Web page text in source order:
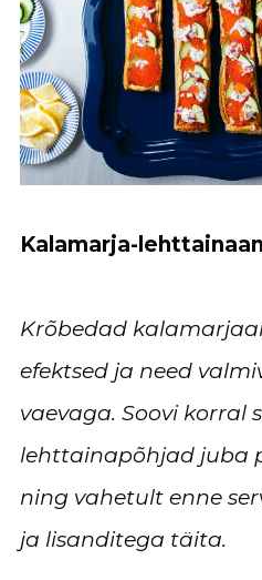
Kalamarja-
Krõbedad
efektsed ja need
vaevaga. Soovi korral
lehttainapõhjad juba
ning vahetult enne
ja lisanditega täita.